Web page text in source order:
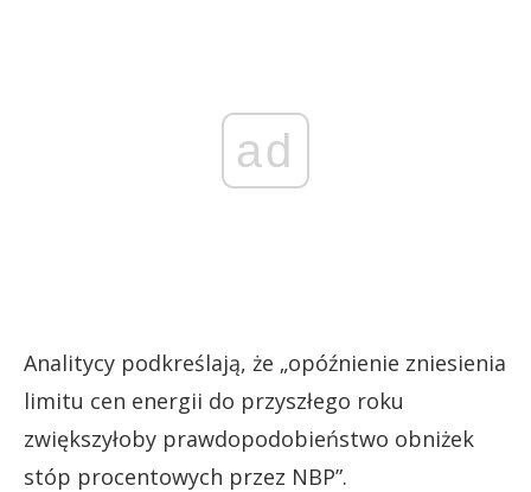
ad
Analitycy podkreślają, że „opóźnienie zniesienia
limitu cen energii do przyszłego roku
zwiększyłoby prawdopodobieństwo obniżek
stóp procentowych przez NBP”.